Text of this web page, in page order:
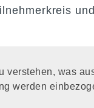
und
verstehen, was
werden